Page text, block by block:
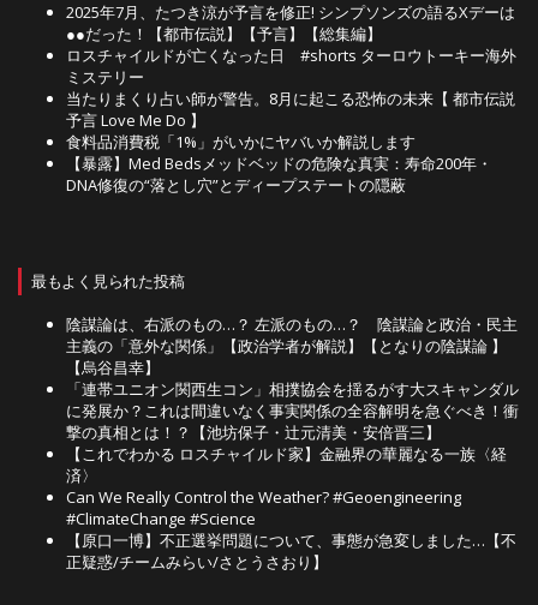
2025年7月、たつき涼が予言を修正! シンプソンズの語るXデーは
●●だった！【都市伝説】【予言】【総集編】
ロスチャイルドが亡くなった日 #shorts ターロウトーキー海外
ミステリー
当たりまくり占い師が警告。8月に起こる恐怖の未来【 都市伝説
予言 Love Me Do 】
食料品消費税「1%」がいかにヤバいか解説します
【暴露】Med Bedsメッドベッドの危険な真実：寿命200年・
DNA修復の“落とし穴”とディープステートの隠蔽
最もよく見られた投稿
陰謀論は、右派のもの…？ 左派のもの…？ 陰謀論と政治・民主
主義の「意外な関係」【政治学者が解説】【となりの陰謀論 】
【烏谷昌幸】
「連帯ユニオン関西生コン」相撲協会を揺るがす大スキャンダル
に発展か？これは間違いなく事実関係の全容解明を急ぐべき！衝
撃の真相とは！？【池坊保子・辻元清美・安倍晋三】
【これでわかる ロスチャイルド家】金融界の華麗なる一族〈経
済〉
Can We Really Control the Weather? #Geoengineering
#ClimateChange #Science
【原口一博】不正選挙問題について、事態が急変しました…【不
正疑惑/チームみらい/さとうさおり】